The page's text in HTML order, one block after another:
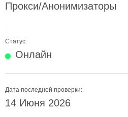
Прокси/Анонимизаторы
Статус:
Онлайн
Дата последней проверки:
14 Июня 2026